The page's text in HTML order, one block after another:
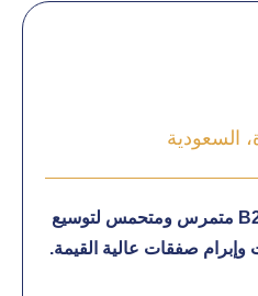
السعودية
مطلوب تنفيذي مبيعات B2B متمرس ومتحمس لتوسيع
صفقات عالية القيمة.